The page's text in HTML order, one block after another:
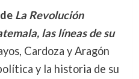
La Revolución
las líneas de su
Cardoza y Aragón
y la historia de su